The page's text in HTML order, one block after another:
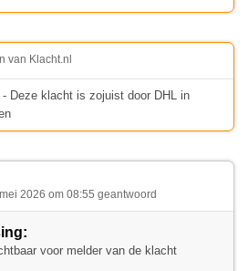
van Klacht.nl
- Deze klacht is zojuist door DHL in
2026 om 08:55 geantwoord
voor melder van de klacht